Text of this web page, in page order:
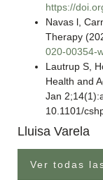
https://
Navas l,
Therapy
020-00354-
Lautrup S,
Health and
Jan
10.1101/
Lluisa Varela
Ver todas